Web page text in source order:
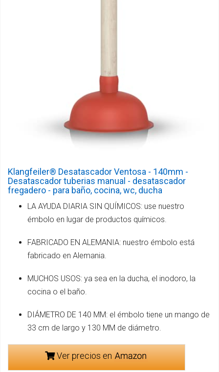
Klangfeiler® Desatascador Ventosa - 140mm -
Desatascador tuberias manual - desatascador
fregadero - para baño, cocina, wc, ducha
LA AYUDA DIARIA SIN QUÍMICOS: use nuestro
émbolo en lugar de productos químicos.
FABRICADO EN ALEMANIA: nuestro émbolo está
fabricado en Alemania.
MUCHOS USOS: ya sea en la ducha, el inodoro, la
cocina o el baño.
DIÁMETRO DE 140 MM: el émbolo tiene un mango de
33 cm de largo y 130 MM de diámetro.
Ver precios en